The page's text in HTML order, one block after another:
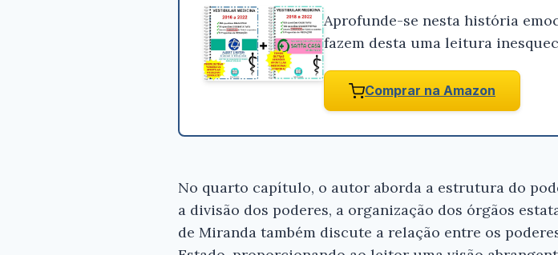
Aprofunde-se nesta história
fazem desta uma leitura
Comprar na Amazon
No quarto capítulo, o autor aborda a estrutura do
a divisão dos poderes, a organização dos órgãos
de Miranda também discute a relação entre os